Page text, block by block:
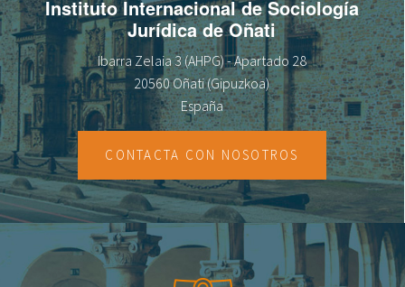
es
eu
en
fr
Instituto Internacional de Sociología
Jurídica de Oñati
Ibarra Zelaia 3 (AHPG) - Apartado 28
20560 Oñati (Gipuzkoa)
España
CONTACTA CON NOSOTROS